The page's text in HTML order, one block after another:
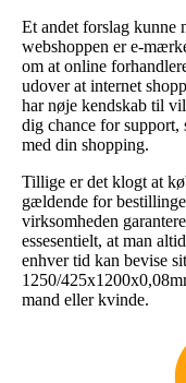
Et andet forslag kunne
webshoppen er e-
om at online
udover at internet
har nøje kendskab til
dig chance for
med din shopping.
Tillige er det klogt at
gældende for
virksomheden
essesentielt, at man
enhver tid kan bevise
1250/
mand eller kvinde.